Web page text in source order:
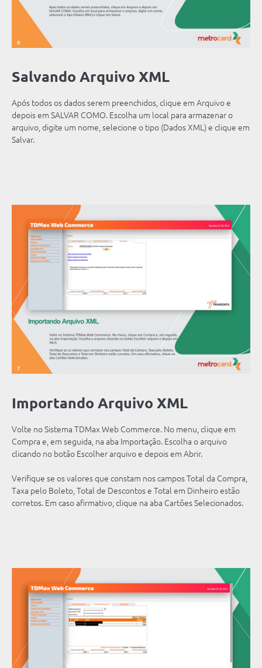
Salvando Arquivo XML
Após todos os dados serem preenchidos, clique em Arquivo e
depois em SALVAR COMO. Escolha um local para armazenar o
arquivo, digite um nome, selecione o tipo (Dados XML) e clique em
Salvar.
Importando Arquivo XML
Volte no Sistema TDMax Web Commerce. No menu, clique em
Compra e, em seguida, na aba Importação. Escolha o arquivo
clicando no botão Escolher arquivo e depois em Abrir.
Verifique se os valores que constam nos campos Total da Compra,
Taxa pelo Boleto, Total de Descontos e Total em Dinheiro estão
corretos. Em caso afirmativo, clique na aba Cartões Selecionados.